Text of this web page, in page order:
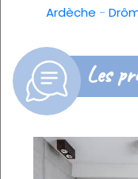
Ardèche -
Les